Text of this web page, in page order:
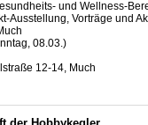
und Wellness-
Ausstellung, Vorträge und
08.03.)
12-14, Much